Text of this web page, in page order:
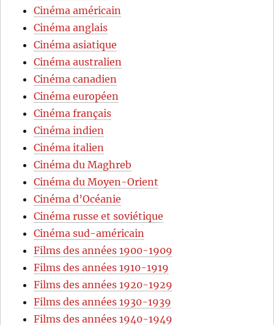
Cinéma américain
Cinéma anglais
Cinéma asiatique
Cinéma australien
Cinéma canadien
Cinéma européen
Cinéma français
Cinéma indien
Cinéma italien
Cinéma du Maghreb
Cinéma du Moyen-Orient
Cinéma d’Océanie
Cinéma russe et soviétique
Cinéma sud-américain
Films des années 1900-1909
Films des années 1910-1919
Films des années 1920-1929
Films des années 1930-1939
Films des années 1940-1949